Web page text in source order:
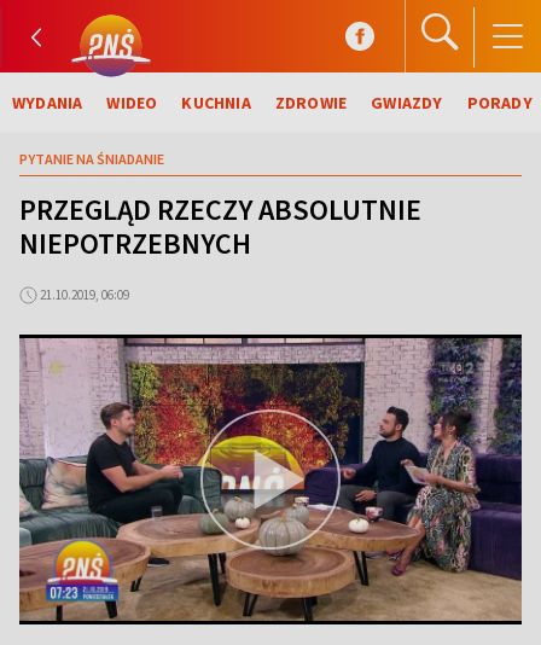
WYDANIA WIDEO KUCHNIA ZDROWIE GWIAZDY PORADY
PYTANIE NA ŚNIADANIE
PRZEGLĄD RZECZY ABSOLUTNIE
NIEPOTRZEBNYCH
21.10.2019, 06:09